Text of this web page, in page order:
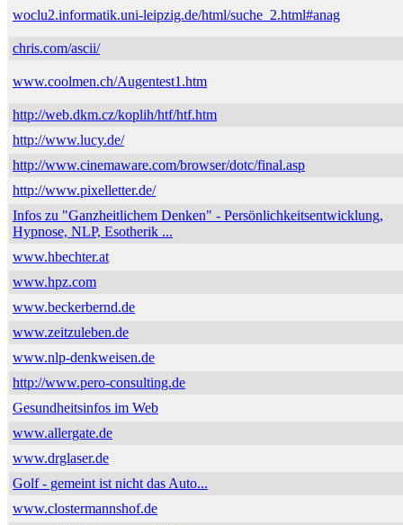
woclu2.informatik.uni-leipzig.de/html/suche_2.html#anag
chris.com/ascii/
www.coolmen.ch/Augentest1.htm
http://web.dkm.cz/koplih/htf/htf.htm
http://www.lucy.de/
http://www.cinemaware.com/browser/dotc/final.asp
http://www.pixelletter.de/
Infos zu "Ganzheitlichem Denken" - Persönlichkeitsentwicklung,
Hypnose, NLP, Esotherik ...
www.hbechter.at
www.hpz.com
www.beckerbernd.de
www.zeitzuleben.de
www.nlp-denkweisen.de
http://www.pero-consulting.de
Gesundheitsinfos im Web
www.allergate.de
www.drglaser.de
Golf - gemeint ist nicht das Auto...
www.clostermannshof.de